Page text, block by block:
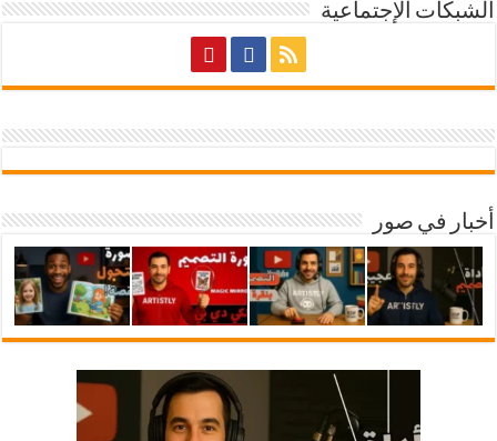
الشبكات الإجتماعية
أخبار في صور